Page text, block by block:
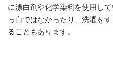
に漂白剤や化学染料を使用し
っ白ではなかったり、洗濯を
ることもあります。